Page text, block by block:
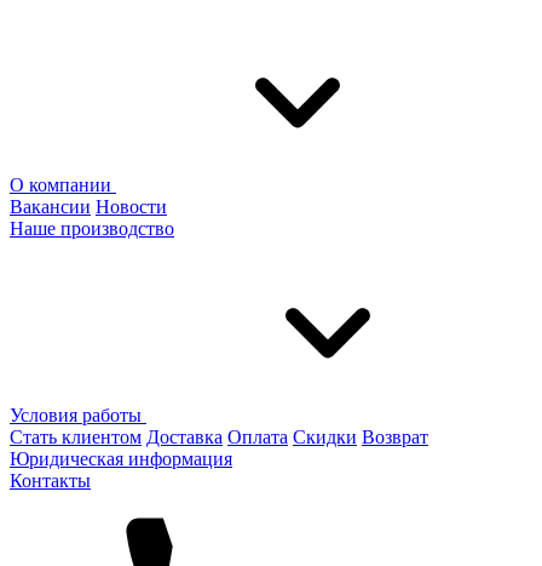
О компании
Вакансии Новости
Наше производство
Условия работы
Стать клиентом Доставка Оплата Скидки Возврат
Юридическая информация
Контакты